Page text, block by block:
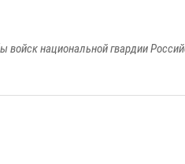
национальной гвардии